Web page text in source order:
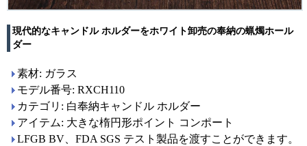
現代的なキャンドル ホルダーをホワイト卸売の奉納の蝋燭ホール
ダー
素材: ガラス
モデル番号: RXCH110
カテゴリ: 白奉納キャンドル ホルダー
アイテム: 大きな楕円形ポイント コンポート
LFGB BV、FDA SGS テスト製品を渡すことができます。